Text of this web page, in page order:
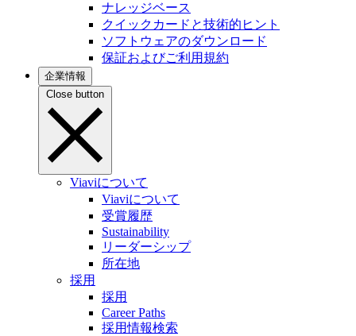
ナレッジベース
クイックカードと技術的ヒント
ソフトウェアのダウンロード
保証およびご利用規約
企業情報
Close button
Viaviについて
Viaviについて
受賞履歴
Sustainability
リーダーシップ
所在地
採用
採用
Career Paths
採用情報検索